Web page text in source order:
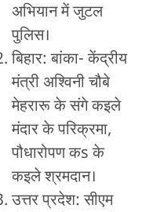
अभियान में जुटल
पुलिस।
बिहार: बांका- केंद्रीय
मंत्री अश्विनी चौबे
मेहरारू के संगे कइले
मंदार के परिक्रमा,
पौधारोपण कs के
कइले श्रमदान।
उत्तर प्रदेश: सीएम